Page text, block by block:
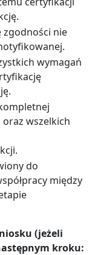
zgodności nie
wymagań
wszelkich
do
między
(jeżeli
kroku: